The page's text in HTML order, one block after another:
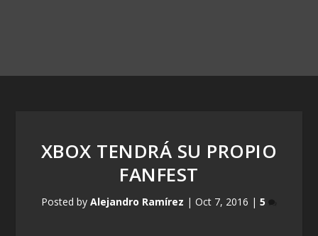
XBOX TENDRÁ SU PROPIO
FANFEST
Posted by Alejandro Ramírez | Oct 7, 2016 | 5